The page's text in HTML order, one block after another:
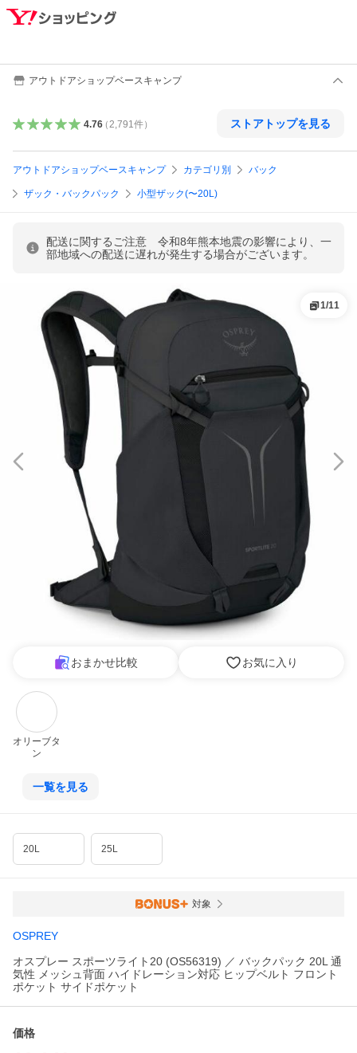
アウトドアショップベースキャンプ
4.76（ 2,791件） ストアトップを見る
アウトドアショップベースキャンプ カテゴリ別 バック
ザック・バックパック 小型ザック(〜20L)
配送に関するご注意 令和8年熊本地震の影響により、一
部地域への配送に遅れが発生する場合がございます。
1/11
おまかせ比較 お気に入り
オリーブタ
ン
一覧を見る
20L 25L
対象
OSPREY
オスプレー スポーツライト20 (OS56319) ／ バックパック 20L 通
気性 メッシュ背面 ハイドレーション対応 ヒップベルト フロント
ポケット サイドポケット
価格